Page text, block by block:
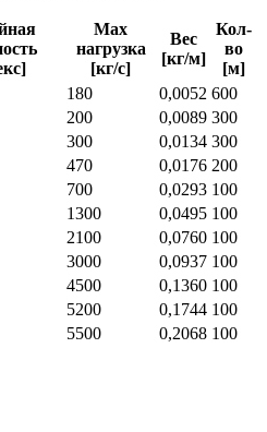
Max
нагрузка
[кг/с]
Вес
[кг/м]
Кол-
во
[м]
180 0,0052 600
200 0,0089 300
300 0,0134 300
470 0,0176 200
700 0,0293 100
1300 0,0495 100
2100 0,0760 100
3000 0,0937 100
4500 0,1360 100
5200 0,1744 100
5500 0,2068 100